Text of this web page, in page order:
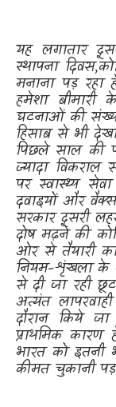
यह लगातार
स्थापना दिवस,
मनाना पड़ रहा
हमेशा
घटनाओं की
हिसाब से भी
पिछले साल की
ज्यादा
पर स्वास्थ्य
दवाइयों और
सरकार दूसरी
दोष मढ़ने की
ओर से तैयारी
नियम-शृंखला के
से दी जा रही
अत्यंत
दौरान किये
प्राथमिक कारण
भारत को इतनी
कीमत चुकानी पड़